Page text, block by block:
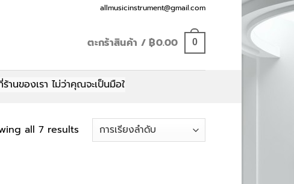
allmusicinstrument@gmail.com
ตะกร้าสินค้า /฿0.00 0
ไม่ว่าคุณจะเป็นมือใหม่หรือมือโปร มีทุกอย่างให้คุณเลือกสรร
all 7 results